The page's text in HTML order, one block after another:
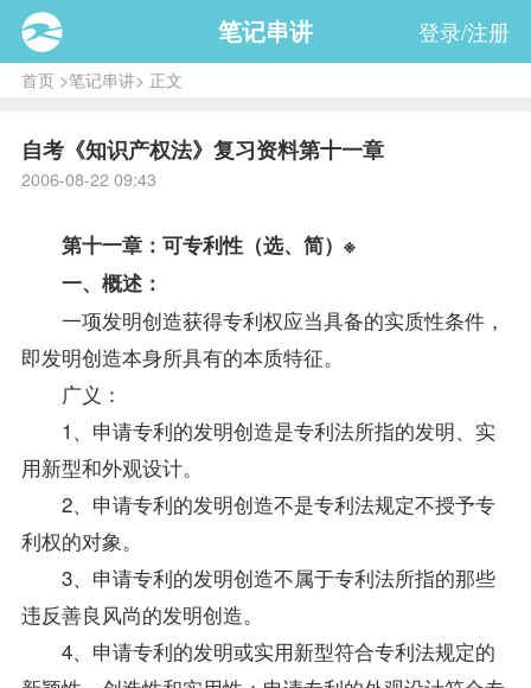
笔记串讲 登录/注册
首页>笔记串讲> 正文
自考《知识产权法》复习资料第十一章
2006-08-22 09:43
第十一章：可专利性（选、简）※
一、概述：
一项发明创造获得专利权应当具备的实质性条件，
即发明创造本身所具有的本质特征。
广义：
1、申请专利的发明创造是专利法所指的发明、实
用新型和外观设计。
2、申请专利的发明创造不是专利法规定不授予专
利权的对象。
3、申请专利的发明创造不属于专利法所指的那些
违反善良风尚的发明创造。
4、申请专利的发明或实用新型符合专利法规定的